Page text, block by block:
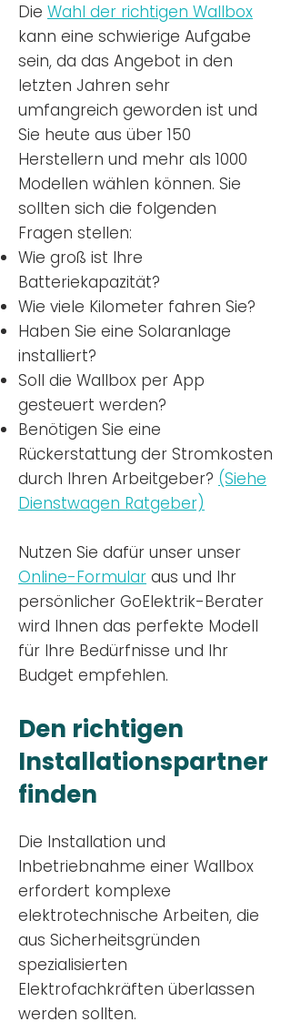
Die Wahl der richtigen Wallbox
kann eine schwierige Aufgabe
sein, da das Angebot in den
letzten Jahren sehr
umfangreich geworden ist und
Sie heute aus über 150
Herstellern und mehr als 1000
Modellen wählen können. Sie
sollten sich die folgenden
Fragen stellen:
Wie groß ist Ihre
Batteriekapazität?
Wie viele Kilometer fahren Sie?
Haben Sie eine Solaranlage
installiert?
Soll die Wallbox per App
gesteuert werden?
Benötigen Sie eine
Rückerstattung der Stromkosten
durch Ihren Arbeitgeber? (Siehe
Dienstwagen Ratgeber)
Nutzen Sie dafür unser unser
Online-Formular aus und Ihr
persönlicher GoElektrik-Berater
wird Ihnen das perfekte Modell
für Ihre Bedürfnisse und Ihr
Budget empfehlen.
Den richtigen
Installationspartner
finden
Die Installation und
Inbetriebnahme einer Wallbox
erfordert komplexe
elektrotechnische Arbeiten, die
aus Sicherheitsgründen
spezialisierten
Elektrofachkräften überlassen
werden sollten.